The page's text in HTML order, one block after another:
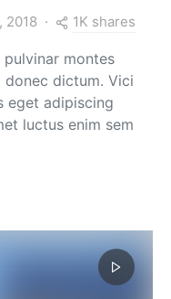
2018 1K shares
pulvinar montes
dictum. Vici
eget adipiscing
luctus enim sem